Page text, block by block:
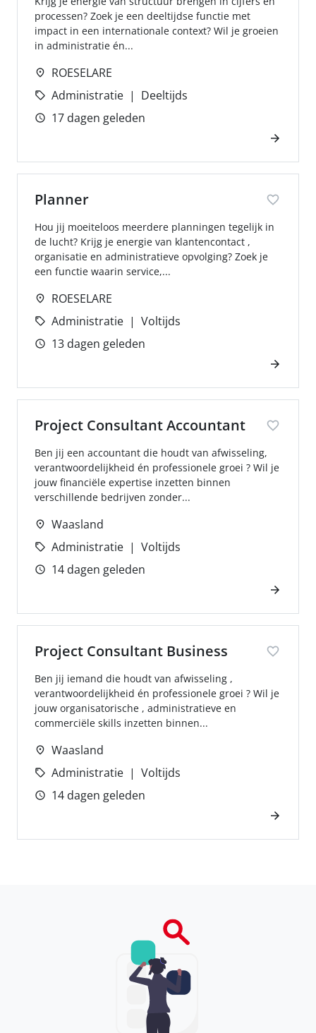
processen? Zoek je een deeltijdse functie met
impact in een internationale context? Wil je groeien
in administratie én...
ROESELARE
Administratie
Deeltijds
17 dagen geleden
Planner
Hou jij moeiteloos meerdere planningen tegelijk in
de lucht? Krijg je energie van klantencontact ,
organisatie en administratieve opvolging? Zoek je
een functie waarin service,...
ROESELARE
Administratie
Voltijds
13 dagen geleden
Project Consultant Accountant
Ben jij een accountant die houdt van afwisseling,
verantwoordelijkheid én professionele groei ? Wil je
jouw financiële expertise inzetten binnen
verschillende bedrijven zonder...
Waasland
Administratie
Voltijds
14 dagen geleden
Project Consultant Business
Ben jij iemand die houdt van afwisseling ,
verantwoordelijkheid én professionele groei ? Wil je
jouw organisatorische , administratieve en
commerciële skills inzetten binnen...
Waasland
Administratie
Voltijds
14 dagen geleden